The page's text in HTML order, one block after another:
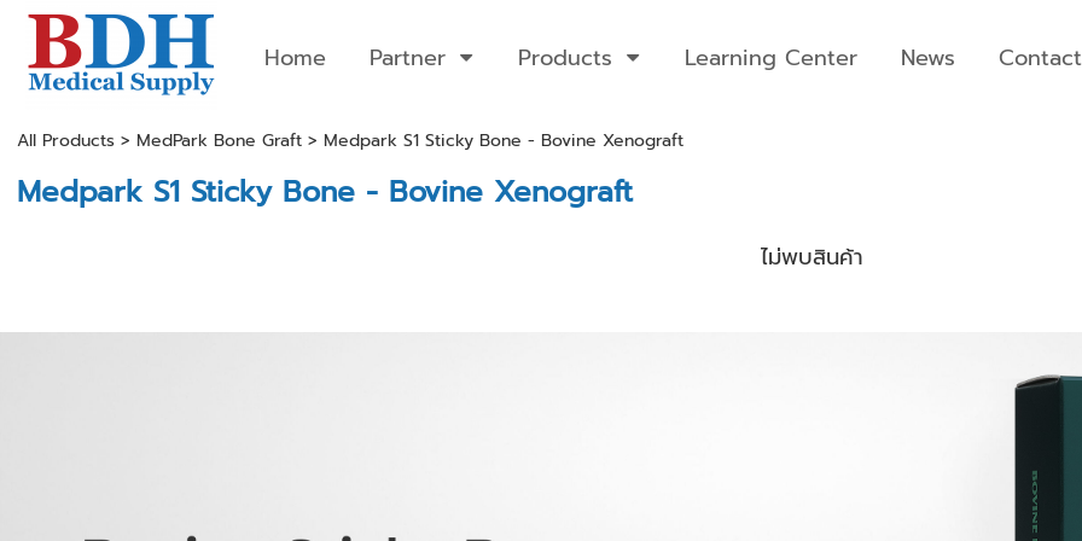
Home Partner Products Learning Center News
All Products> MedPark Bone Graft> Medpark S1 Sticky Bone - Bovine Xenograft
Medpark S1 Sticky Bone - Bovine Xenograft
ไม่พบสินค้า